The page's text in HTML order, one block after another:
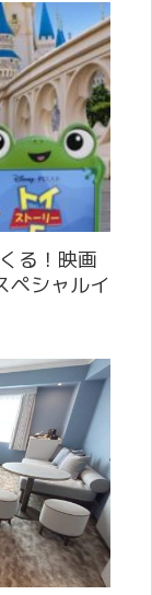
る！映画
ペシャルイ